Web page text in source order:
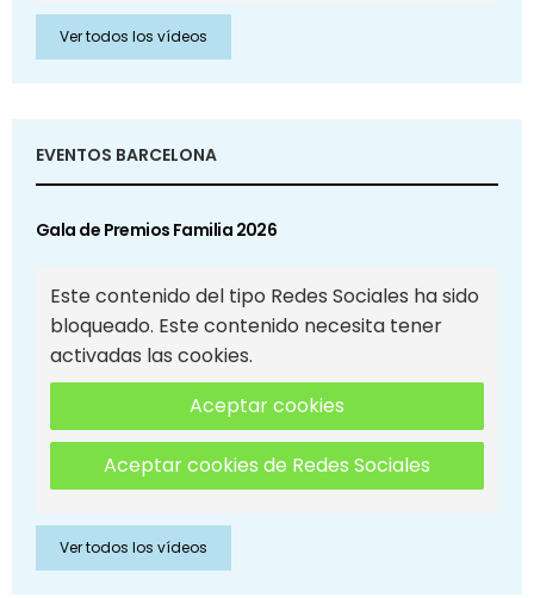
Ver todos los vídeos
EVENTOS BARCELONA
Gala de Premios Familia 2026
Este contenido del tipo Redes Sociales ha sido
bloqueado. Este contenido necesita tener
activadas las cookies.
Aceptar cookies
Aceptar cookies de Redes Sociales
Ver todos los vídeos